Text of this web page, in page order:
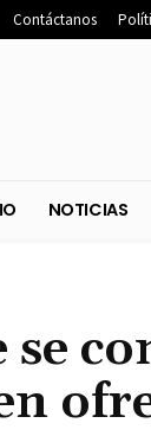
Contáctanos
se